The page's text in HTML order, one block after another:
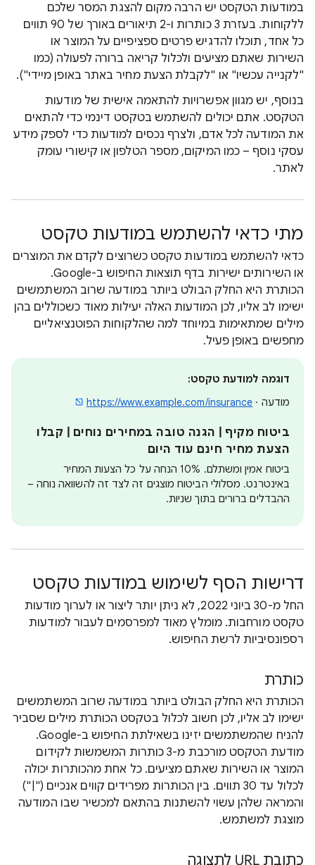
במודעות הטקסט יש הרבה מקום להצגת המסר שלכם
ללקוחות. בעזרת 3 כותרות ו-2 תיאורים באורך של 90 תווים
כל אחד, תוכלו להדגיש פרטים ספציפיים על המוצר או
השירות שאתם מציעים ולכלול קריאה ברורה לפעולה (כמו
"לקנייה עכשיו" או "לקבלת הצעת מחיר באתר באופן מיידי").
בנוסף, יש מגוון אפשרויות להתאמה אישית של מודעות
הטקסט. אתם יכולים להשתמש בטקסט דינמי כדי להתאים
את המודעה לכל אדם, ולצרף נכסים למודעות כדי לספק מידע
עסקי נוסף – כמו המיקום, מספר הטלפון או קישורי עומק
לאתר.
מתי כדאי להשתמש במודעות טקסט
כדאי להשתמש במודעות טקסט כשרוצים לקדם את המוצרים
או השירותים ישירות בדף תוצאות החיפוש ב-Google.
הכותרת היא החלק הבולט ביותר במודעה שרוב המשתמשים
ישימו לב אליו, לכן המודעות האלה יעילות מאוד כשכוללים בהן
מילים שמתאימות במיוחד למה שהלקוחות הפוטנציאליים
מחפשים באופן פעיל.
דוגמה למודעת טקסט:
מודעה · https://www.example.com/insurance
ביטוח מקיף | הגנה טובה במחירים נוחים | קבלו
הצעת מחיר חינם עוד היום
ביטוח אמין ומשתלם. 10% הנחה על כל הצעות המחיר
באינטרנט. מסלולי הביטוח מוצגים זה לצד זה להשוואה נוחה –
ההבדלים ברורים בתוך שניות.
דרישות הסף לשימוש במודעות טקסט
החל מ-30 ביוני 2022, לא ניתן יותר ליצור או לערוך מודעות
טקסט מורחבות. מומלץ מאוד למפרסמים לעבור למודעות
רספונסיביות לרשת החיפוש.
כותרת
הכותרת היא החלק הבולט ביותר במודעה שרוב המשתמשים
ישימו לב אליו, לכן חשוב לכלול בטקסט הכותרת מילים שסביר
להניח שהמשתמשים יזינו בשאילתת החיפוש ב-Google.
מודעת הטקסט מורכבת מ-3 כותרות המשמשות לקידום
המוצר או השירות שאתם מציעים. כל אחת מהכותרות יכולה
לכלול עד 30 תווים. בין הכותרות מפרידים קווים אנכיים ("|")
והמראה שלהן עשוי להשתנות בהתאם למכשיר שבו המודעה
מוצגת למשתמש.
כתובת URL לתצוגה